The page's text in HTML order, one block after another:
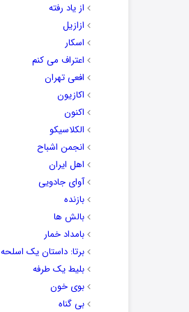
از یاد رفته
ازازیل
اسکار
اعتراف می کنم
افعی تهران
اکازیون
اکنون
الکلاسیکو
انجمن اشباح
اهل ایران
آوای جادویی
بازنده
بالش ها
بامداد خمار
برتا: داستان یک اسلحه
بلیط یک‌‌ طرفه
بوی خون
بی گناه